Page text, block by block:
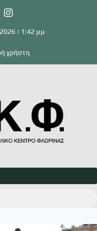
| 1:42 μμ
χρήστη